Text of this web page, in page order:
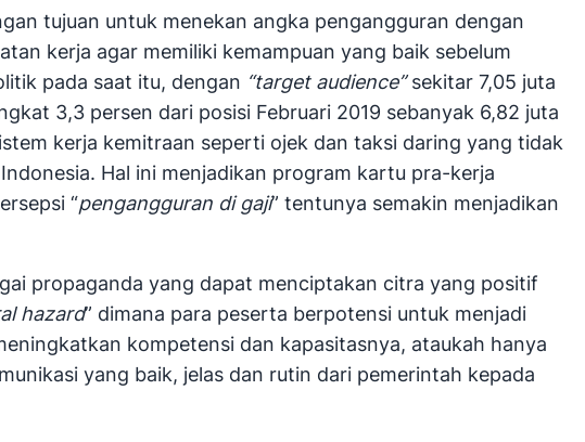
tujuan untuk menekan angka pengangguran dengan
kerja agar memiliki kemampuan yang baik sebelum
pada saat itu, dengan “target audience”sekitar 7,05 juta
3,3 persen dari posisi Februari 2019 sebanyak 6,82 juta
kerja kemitraan seperti ojek dan taksi daring yang tidak
Hal ini menjadikan program kartu pra-kerja
“pengangguran di gaji” tentunya semakin menjadikan
propaganda yang dapat menciptakan citra yang positif
hazard” dimana para peserta berpotensi untuk menjadi
kompetensi dan kapasitasnya, ataukah hanya
yang baik, jelas dan rutin dari pemerintah kepada